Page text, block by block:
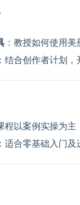
：教授如何使用
：结合创作者计划
程以案例实操为
：适合零基础入门